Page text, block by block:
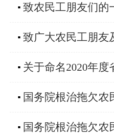
▪ 致农民工朋友们的
▪ 致广大农民工朋友
▪ 关于命名2020年
▪ 国务院根治拖欠
▪ 国务院根治拖欠